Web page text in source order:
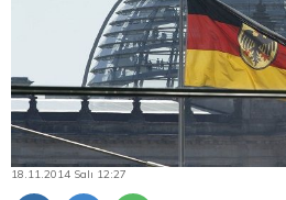
18.11.2014 Salı 12:27